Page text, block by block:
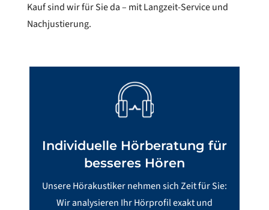
Kauf sind wir für Sie da – mit Langzeit-Service und
Nachjustierung.
Individuelle Hörberatung für
besseres Hören
Unsere Hörakustiker nehmen sich Zeit für Sie:
Wir analysieren Ihr Hörprofil exakt und